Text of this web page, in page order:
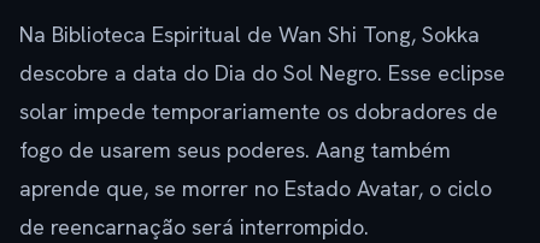
Na Biblioteca Espiritual de Wan Shi Tong, Sokka
descobre a data do Dia do Sol Negro. Esse eclipse
solar impede temporariamente os dobradores de
fogo de usarem seus poderes. Aang também
aprende que, se morrer no Estado Avatar, o ciclo
de reencarnação será interrompido.